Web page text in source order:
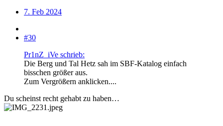
7. Feb 2024
#30
Pr1nZ_iVe schrieb:
Die Berg und Tal Hetz sah im SBF-Katalog einfach
bisschen größer aus.
Zum Vergrößern anklicken....
Du scheinst recht gehabt zu haben…